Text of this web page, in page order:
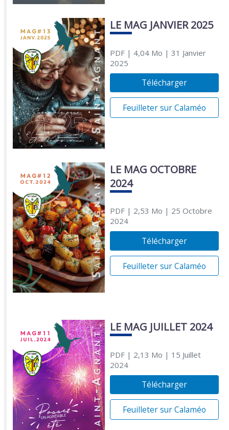
LE MAG JANVIER 2025
PDF| 4,04 Mo | 31 Janvier
2025
Télécharger
Feuilleter sur Calaméo
LE MAG OCTOBRE
2024
PDF| 2,53 Mo | 25 Octobre
2024
Télécharger
Feuilleter sur Calaméo
LE MAG JUILLET 2024
PDF| 2,13 Mo | 15 Juillet
2024
Télécharger
Feuilleter sur Calaméo